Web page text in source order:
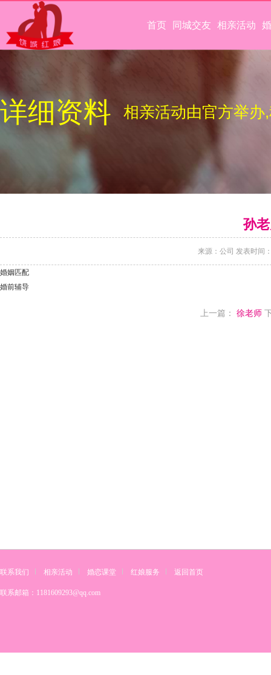
首页 同城交友 相亲活动
详细资料 相亲活动由官方举
孙
来源：公司 发表时间
婚姻匹配
婚前辅导
上一篇： 徐老师
联系我们 相亲活动 婚恋课堂 红娘服务 返回首页
联系邮箱： 1181609293@qq.com